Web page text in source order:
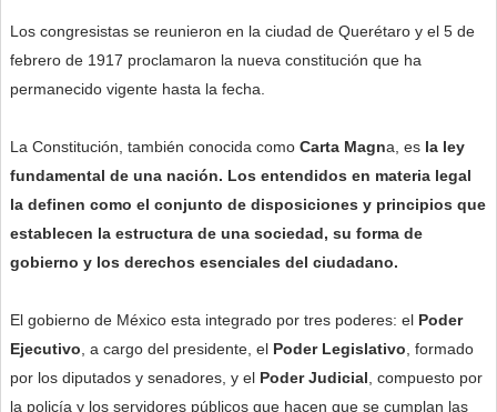
Los congresistas se reunieron en la ciudad de Querétaro y el 5 de
febrero de 1917 proclamaron la nueva constitución que ha
permanecido vigente hasta la fecha.
La Constitución, también conocida como Carta Magna, es la ley
fundamental de una nación. Los entendidos en materia legal
la definen como el conjunto de disposiciones y principios que
establecen la estructura de una sociedad, su forma de
gobierno y los derechos esenciales del ciudadano.
El gobierno de México esta integrado por tres poderes: el Poder
Ejecutivo , a cargo del presidente, el Poder Legislativo , formado
por los diputados y senadores, y el Poder Judicial , compuesto por
la policía y los servidores públicos que hacen que se cumplan las